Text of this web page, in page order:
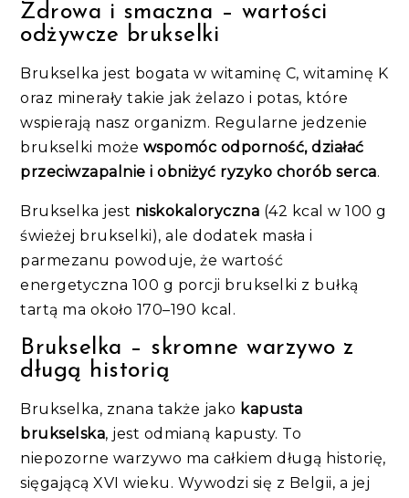
Zdrowa i smaczna – wartości
odżywcze brukselki
Brukselka jest bogata w witaminę C, witaminę K
oraz minerały takie jak żelazo i potas, które
wspierają nasz organizm. Regularne jedzenie
brukselki może wspomóc odporność, działać
przeciwzapalnie i obniżyć ryzyko chorób serca.
Brukselka jest niskokaloryczna (42 kcal w 100 g
świeżej brukselki), ale dodatek masła i
parmezanu powoduje, że wartość
energetyczna 100 g porcji brukselki z bułką
tartą ma około 170–190 kcal.
Brukselka – skromne warzywo z
długą historią
Brukselka, znana także jako kapusta
brukselska, jest odmianą kapusty. To
niepozorne warzywo ma całkiem długą historię,
sięgającą XVI wieku. Wywodzi się z Belgii, a jej